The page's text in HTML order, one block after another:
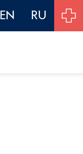
EN RU